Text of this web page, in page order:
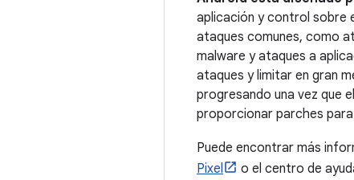
aplicación y control sobre
ataques comunes, como
malware y ataques a
ataques y limitar en gran
progresando una vez que
proporcionar parches
Puede encontrar más
Pixel
o el centro de